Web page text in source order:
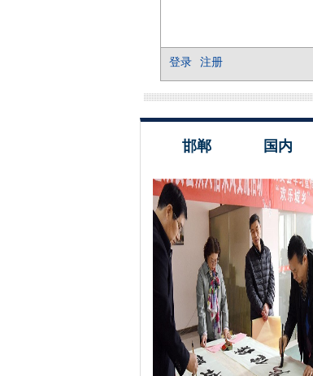
邯郸 国内